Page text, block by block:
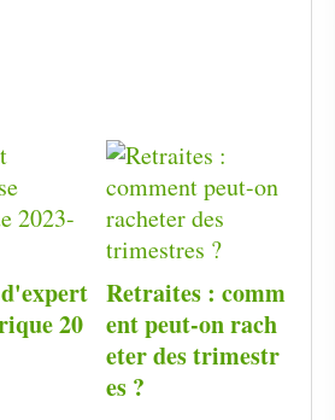
20
Retraites : comm
ent peut-on rach
eter des trimestr
es ?